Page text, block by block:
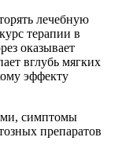
лечебную
терапии в
оказывает
вглубь мягких
эффекту
препаратов